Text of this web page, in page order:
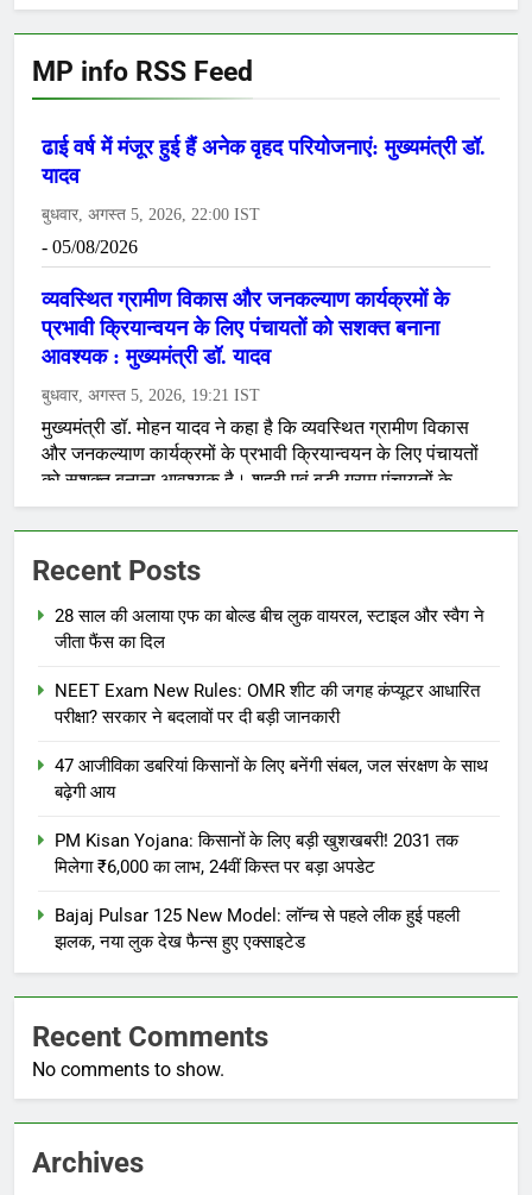
MP info RSS Feed
Recent Posts
28 साल की अलाया एफ का बोल्ड बीच लुक वायरल, स्टाइल और स्वैग ने
जीता फैंस का दिल
NEET Exam New Rules: OMR शीट की जगह कंप्यूटर आधारित
परीक्षा? सरकार ने बदलावों पर दी बड़ी जानकारी
47 आजीविका डबरियां किसानों के लिए बनेंगी संबल, जल संरक्षण के साथ
बढ़ेगी आय
PM Kisan Yojana: किसानों के लिए बड़ी खुशखबरी! 2031 तक
मिलेगा ₹6,000 का लाभ, 24वीं किस्त पर बड़ा अपडेट
Bajaj Pulsar 125 New Model: लॉन्च से पहले लीक हुई पहली
झलक, नया लुक देख फैन्स हुए एक्साइटेड
Recent Comments
No comments to show.
Archives